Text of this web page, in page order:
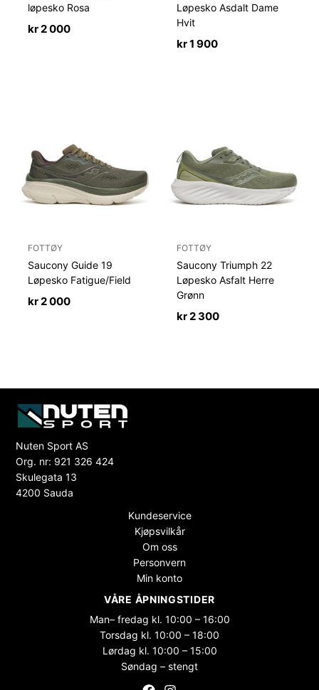
løpesko Rosa
kr 2 000
Løpesko Asdalt Dame
Hvit
kr1 900
FOTTØY
Saucony Guide 19
Løpesko Fatigue/Field
kr2 000
FOTTØY
Saucony Triumph 22
Løpesko Asfalt Herre
Grønn
kr2 300
Nuten Sport AS
Org. nr: 921 326 424
Skulegata 13
4200 Sauda
Kundeservice
Kjøpsvilkår
Om oss
Personvern
Min konto
VÅRE ÅPNINGSTIDER
Man– fredag kl. 10:00 – 16:00
Torsdag kl. 10:00 – 18:00
Lørdag kl. 10:00 – 15:00
Søndag – stengt